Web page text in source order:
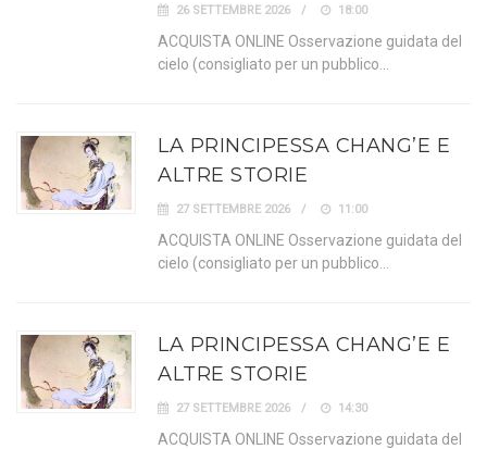
26 SETTEMBRE 2026 18:00
ACQUISTA ONLINE Osservazione guidata del
cielo (consigliato per un pubblico…
LA PRINCIPESSA CHANG’E E
ALTRE STORIE
27 SETTEMBRE 2026 11:00
ACQUISTA ONLINE Osservazione guidata del
cielo (consigliato per un pubblico…
LA PRINCIPESSA CHANG’E E
ALTRE STORIE
27 SETTEMBRE 2026 14:30
ACQUISTA ONLINE Osservazione guidata del